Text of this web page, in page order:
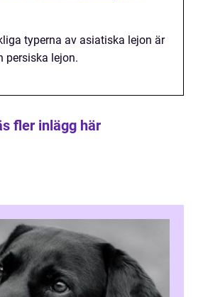
typerna av asiatiska lejon är
persiska lejon.
fler inlägg här